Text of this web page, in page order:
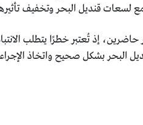
لسعات قنديل البحر وتخفيف
إذ تُعتبر خطرًا يتطلب
البحر بشكل صحيح واتخاذ